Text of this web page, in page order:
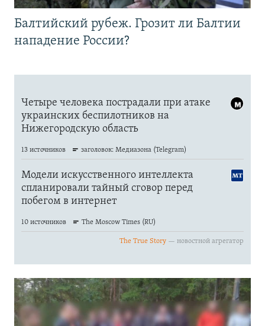
Балтийский рубеж. Грозит ли Балтии
нападение России?